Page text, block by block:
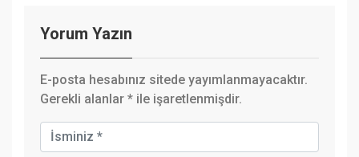
Yorum Yazın
E-posta hesabınız sitede yayımlanmayacaktır.
Gerekli alanlar * ile işaretlenmişdir.